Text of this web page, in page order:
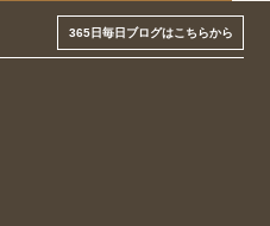
365日毎日ブログはこちらから